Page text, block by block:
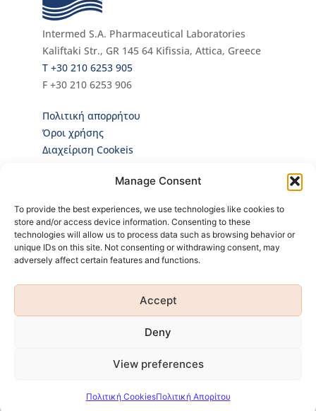
Manage Consent
To provide the best experiences, we use technologies like cookies to
store and/or access device information. Consenting to these
technologies will allow us to process data such as browsing behavior or
unique IDs on this site. Not consenting or withdrawing consent, may
adversely affect certain features and functions.
Accept
Deny
View preferences
Πολιτική CookiesΠολιτική Απορίτου
Intermed S.A. Pharmaceutical Laboratories
Kaliftaki Str., GR 145 64 Κifissia, Attica, Greece
Τ +30 210 6253 905
F +30 210 6253 906
Πολιτική απορρήτου
Όροι χρήσης
Διαχείριση Cookeis
Κάνε εγγραφή στο Newsletter για να ενημερώνεσαι
πρώτος για όλα τα νέα μας και τα ολοκαίνουρια
προϊόντα μας!
EVA INTIMA © 2026 | Developed by eproductions